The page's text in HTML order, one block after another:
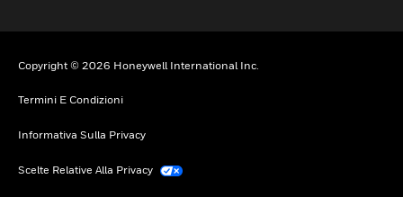
Copyright © 2026 Honeywell International Inc.
Termini E Condizioni
Informativa Sulla Privacy
Scelte Relative Alla Privacy